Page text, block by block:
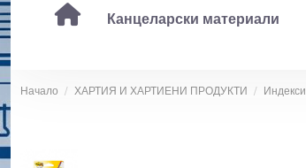
Канцеларски материали
Начало ХАРТИЯ И ХАРТИЕНИ ПРОДУКТИ Индекси